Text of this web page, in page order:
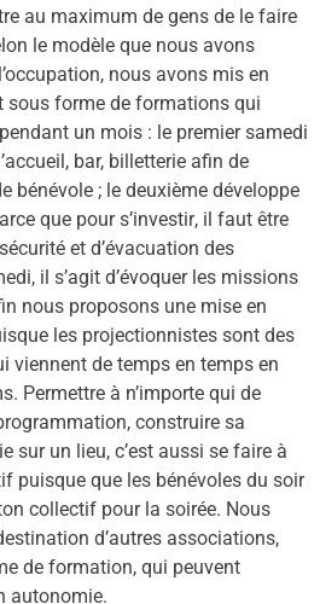
au maximum de gens de le faire
le modèle que nous avons
nous avons mis en
sous forme de formations qui
un mois : le premier samedi
bar, billetterie afin de
bénévole ; le deuxième développe
que pour s’investir, il faut être
et d’évacuation des
il s’agit d’évoquer les missions
nous proposons une mise en
les projectionnistes sont des
viennent de temps en temps en
Permettre à n’importe qui de
construire sa
sur un lieu, c’est aussi se faire à
puisque que les bénévoles du soir
collectif pour la soirée. Nous
d’autres associations,
de formation, qui peuvent
autonomie.